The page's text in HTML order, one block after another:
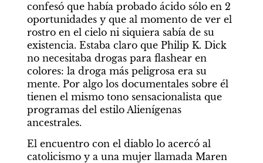
confesó que había probado ácido sólo en 2
oportunidades y que al momento de ver el
rostro en el cielo ni siquiera sabía de su
existencia. Estaba claro que Philip K. Dick
no necesitaba drogas para flashear en
colores: la droga más peligrosa era su
mente. Por algo los documentales sobre él
tienen el mismo tono sensacionalista que
programas del estilo Alienígenas
ancestrales.
El encuentro con el diablo lo acercó al
catolicismo y a una mujer llamada Maren